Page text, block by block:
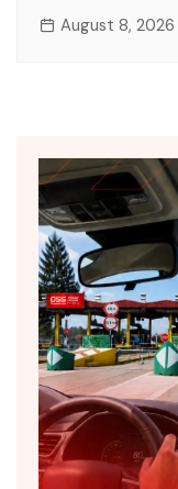
August 8, 2026